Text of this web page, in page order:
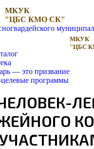
МКУК
"ЦБС КМО СК"
МКУК
"ЦБС
— это призвание
целевые программы